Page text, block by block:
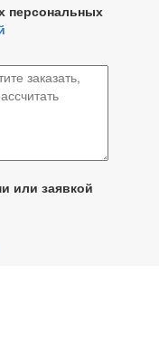
персональных
или заявкой